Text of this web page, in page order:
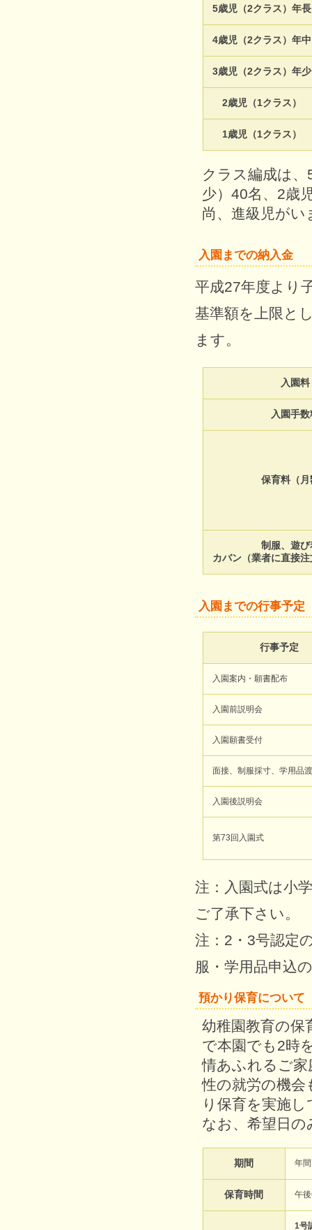
5歳児（2クラス）年長
4歳児（2クラス）年中
3歳児（2クラス）年少
2歳児（1クラス）
1歳児（1クラス）
クラス編成は、
少）40名、2歳
尚、進級児が
入園までの納入金
平成27年度より
基準額を上限と
ます。
入園料
入園手数
保育料（月
制服、遊び
カバン（業者に直接
入園までの行事予定
行事予定
入園案内・願書配布
入園前説明会
入園願書受付
面接、制服採寸、学用品
入園後説明会
第73回入園式
注：入園式は小
ご了承下さい。
注：2・3号認定
服・学用品申込
預かり保育について
幼稚園教育の
で本園でも2時
情あふれるご
性の就労の機
り保育を実施
なお、希望日
期間 年
保育時間 午
1号